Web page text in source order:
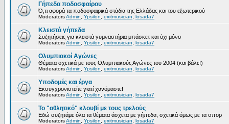
Γήπεδα ποδοσφαίρου
Ό,τι αφορά τα ποδοσφαιρικά στάδια της Ελλάδας και του εξωτερικού
ModeratorsAdmin Ypsilon exitmusician losada7
Κλειστά γήπεδα
Συζητήσεις για κλειστά γυμναστήρια μπάσκετ και όχι μόνο
ModeratorsAdmin Ypsilon exitmusician losada7
Ολυμπιακοί Αγώνες
Θέματα σχετικά με τους Ολυμπιακούς Αγώνες του 2004 (και βάλε!)
ModeratorsAdmin Ypsilon exitmusician losada7
Υποδομές και έργα
Εκσυγχρονιστείτε γιατί χανόμαστε!
ModeratorsAdmin Ypsilon exitmusician losada7
Το "αθλητικό" κλουβί με τους τρελούς
Εδώ συζητάμε όλα τα θέματα άσχετα με γήπεδα, σχετικά όμως με τα σπορ
ModeratorsAdmin Ypsilon exitmusician losada7